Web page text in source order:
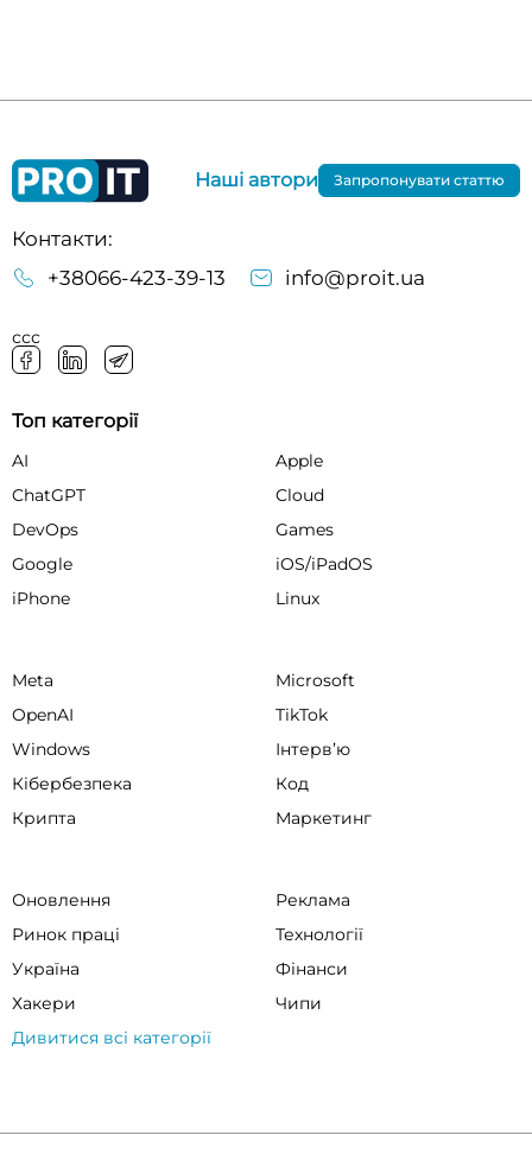
Контакти:
+38066-423-39-13
info@proit.ua
ссс
Наші автори Запропонувати статтю
Топ категорії
AI
Apple
ChatGPT
Cloud
DevOps
Games
Google
iOS/iPadOS
iPhone
Linux
Meta
Microsoft
OpenAI
TikTok
Windows
Інтервʼю
Кібербезпека
Код
Крипта
Маркетинг
Оновлення
Реклама
Ринок праці
Технології
Україна
Фінанси
Хакери
Чипи
Дивитися всі категорії